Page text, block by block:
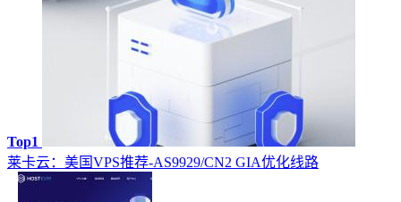
Top1
莱卡云：美国VPS推荐-AS9929/CN2 GIA优化线路